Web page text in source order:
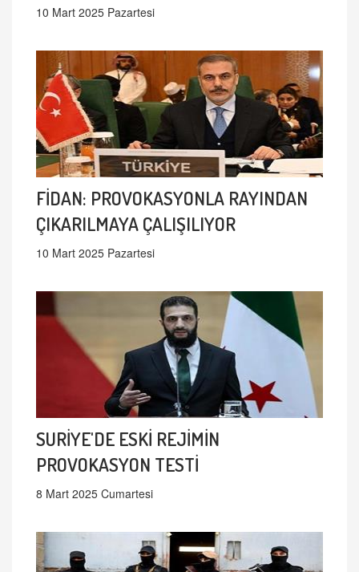
10 Mart 2025 Pazartesi
FİDAN: PROVOKASYONLA RAYINDAN
ÇIKARILMAYA ÇALIŞILIYOR
10 Mart 2025 Pazartesi
SURİYE'DE ESKİ REJİMİN
PROVOKASYON TESTİ
8 Mart 2025 Cumartesi